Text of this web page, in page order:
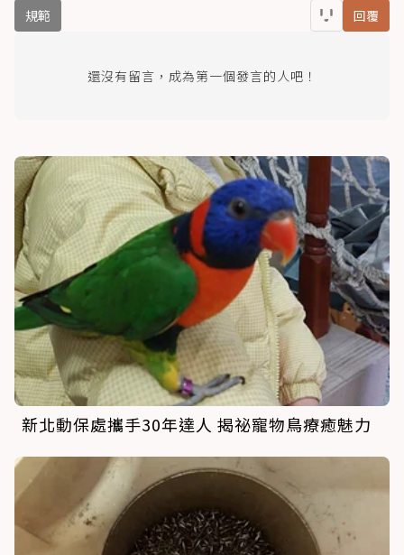
規範 回覆
還沒有留言，成為第一個發言的人吧！
新北動保處攜手30年達人 揭祕寵物鳥療癒魅力